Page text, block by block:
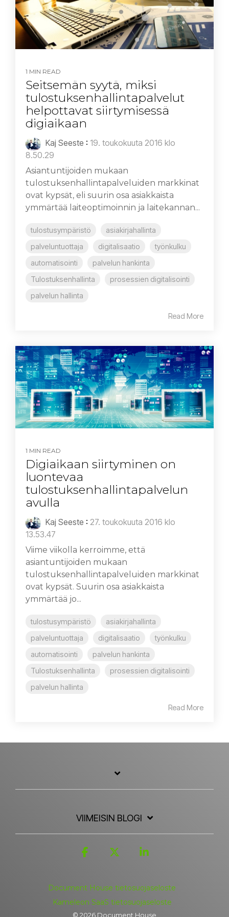
1 MIN READ
Seitsemän syytä, miksi
tulostuksenhallintapalvelut
helpottavat siirtymisessä
digiaikaan
Kaj Seeste : 19. toukokuuta 2016 klo
8.50.29
Asiantuntijoiden mukaan
tulostuksenhallintapalveluiden markkinat
ovat kypsät, eli suurin osa asiakkaista
ymmärtää laiteoptimoinnin ja laitekannan...
tulostusympäristö
asiakirjahallinta
palveluntuottaja
digitalisaatio
työnkulku
automatisointi
palvelun hankinta
Tulostuksenhallinta
prosessien digitalisointi
palvelun hallinta
Read More
1 MIN READ
Digiaikaan siirtyminen on
luontevaa
tulostuksenhallintapalvelun
avulla
Kaj Seeste : 27. toukokuuta 2016 klo
13.53.47
Viime viikolla kerroimme, että
asiantuntijoiden mukaan
tulostuksenhallintapalveluiden markkinat
ovat kypsät. Suurin osa asiakkaista
ymmärtää jo...
tulostusympäristö
asiakirjahallinta
palveluntuottaja
digitalisaatio
työnkulku
automatisointi
palvelun hankinta
Tulostuksenhallinta
prosessien digitalisointi
palvelun hallinta
Read More
VIIMEISIN BLOGI
Document House tietosuojaseloste
Kameleon SaaS tietosuojaseloste
© 2026 Document House
Facebook